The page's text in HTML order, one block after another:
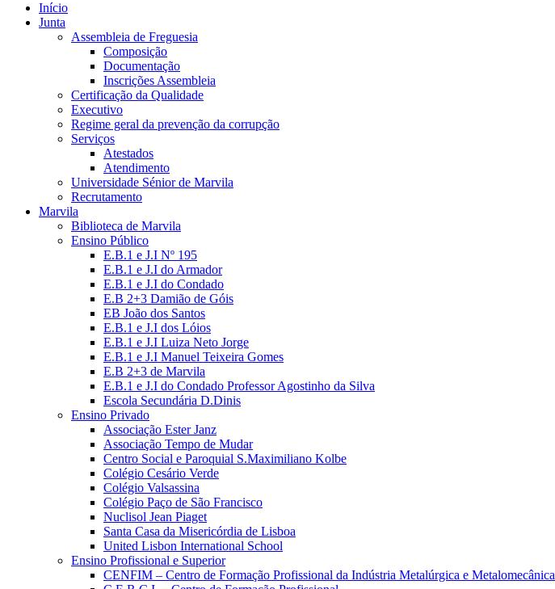
Início
Junta
Assembleia de Freguesia
Composição
Documentação
Inscrições Assembleia
Certificação da Qualidade
Executivo
Regime geral da prevenção da corrupção
Serviços
Atestados
Atendimento
Universidade Sénior de Marvila
Recrutamento
Marvila
Biblioteca de Marvila
Ensino Público
E.B.1 e J.I Nº 195
E.B.1 e J.I do Armador
E.B.1 e J.I do Condado
E.B 2+3 Damião de Góis
EB João dos Santos
E.B.1 e J.I dos Lóios
E.B.1 e J.I Luiza Neto Jorge
E.B.1 e J.I Manuel Teixeira Gomes
E.B 2+3 de Marvila
E.B.1 e J.I do Condado Professor Agostinho da Silva
Escola Secundária D.Dinis
Ensino Privado
Associação Ester Janz
Associação Tempo de Mudar
Centro Social e Paroquial S.Maximiliano Kolbe
Colégio Cesário Verde
Colégio Valsassina
Colégio Paço de São Francisco
Nuclisol Jean Piaget
Santa Casa da Misericórdia de Lisboa
United Lisbon International School
Ensino Profissional e Superior
CENFIM – Centro de Formação Profissional da Indústria Metalúrgica e Metalomecânica